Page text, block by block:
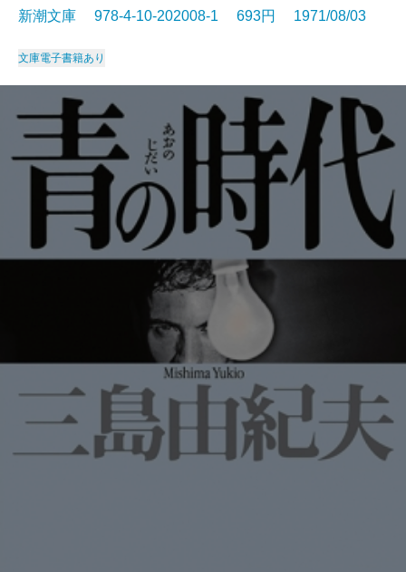
新潮文庫 978-4-10-202008-1 693円 1971/08/03
文庫電子書籍あり